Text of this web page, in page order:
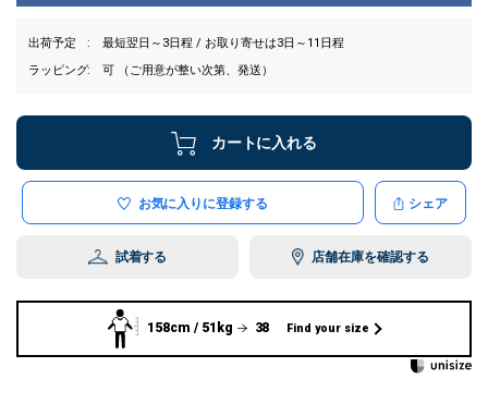
出荷予定
最短翌日～3日程 / お取り寄せは3日～11日程
ラッピング
可 （ご用意が整い次第、発送）
カートに入れる
お気に入りに登録する シェア
試着する 店舗在庫を確認する
158cm / 51kg 38 Find your size